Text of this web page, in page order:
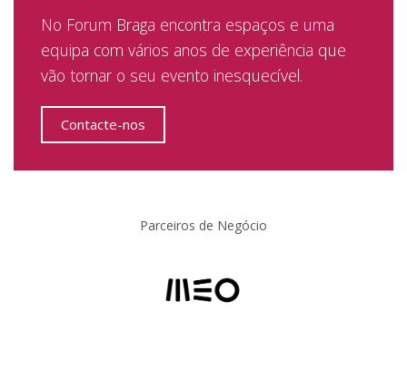
No Forum Braga encontra espaços e uma
equipa com vários anos de experiência que
vão tornar o seu evento inesquecível.
Contacte-nos
Parceiros de Negócio